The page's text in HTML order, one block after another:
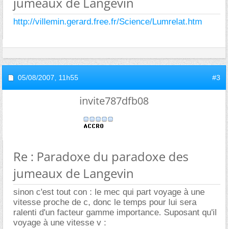
http://villemin.gerard.free.fr/Science/Lumrelat.htm
05/08/2007, 11h55 #3
invite787dfb08
Re : Paradoxe du paradoxe des
jumeaux de Langevin
sinon c'est tout con : le mec qui part voyage à une
vitesse proche de c, donc le temps pour lui sera
ralenti d'un facteur gamme importance. Suposant qu'il
voyage à une vitesse v :